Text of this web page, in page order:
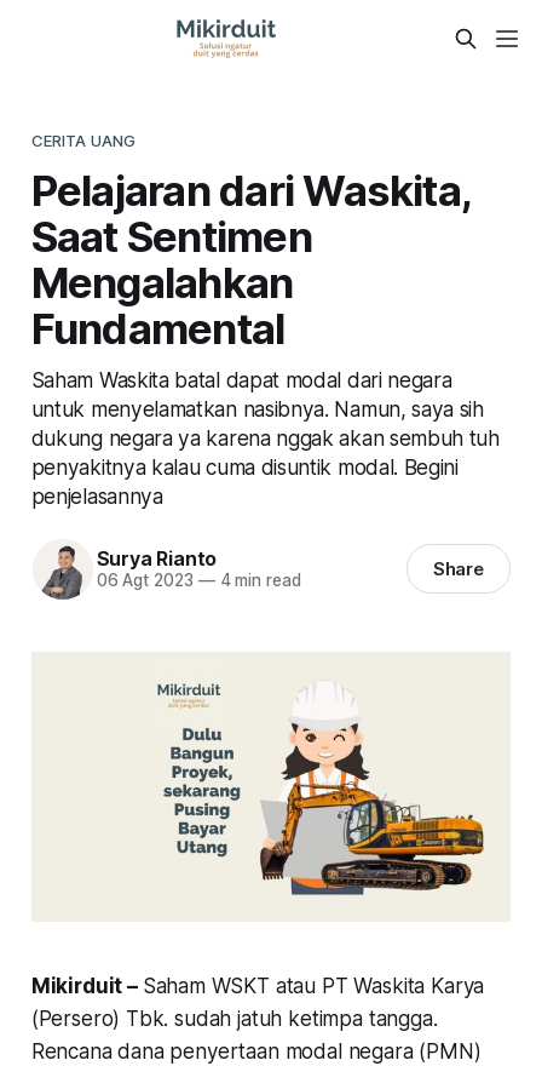
CERITA UANG
Pelajaran dari Waskita,
Saat Sentimen
Mengalahkan
Fundamental
Saham Waskita batal dapat modal dari negara
untuk menyelamatkan nasibnya. Namun, saya sih
dukung negara ya karena nggak akan sembuh tuh
penyakitnya kalau cuma disuntik modal. Begini
penjelasannya
Surya Rianto
06 Agt 2023 —4 min read Share
Mikirduit – Saham WSKT atau PT Waskita Karya
(Persero) Tbk. sudah jatuh ketimpa tangga.
Rencana dana penyertaan modal negara (PMN)